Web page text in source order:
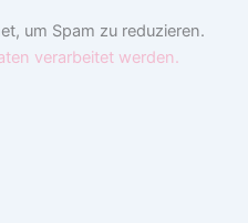
um Spam zu reduzieren.
verarbeitet werden.